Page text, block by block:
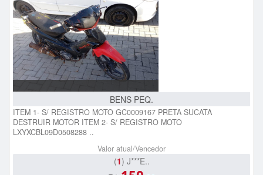
BENS PEQ.
ITEM 1- S/ REGISTRO MOTO GC0009167 PRETA SUCATA
DESTRUIR MOTOR ITEM 2- S/ REGISTRO MOTO
LXYXCBL09D0508288 ..
Valor atual/Vencedor
(1) J***E..